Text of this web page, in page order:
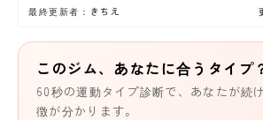
最終更新者：きちえ
このジム、あなたに合うタイプ
60秒の運動タイプ診断で、あなたが続
徴が分かります。